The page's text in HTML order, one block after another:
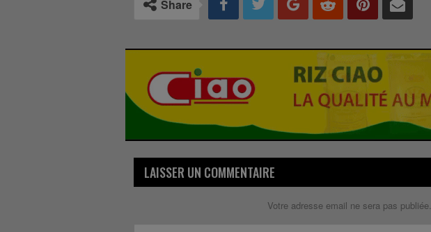
Share
LAISSER UN COMMENTAIRE
Votre adresse email ne sera pas publiée.